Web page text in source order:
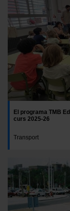
El programa TMB
curs 2025-26
Transport